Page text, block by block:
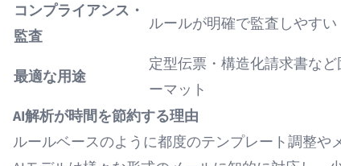
コンプライアンス・
監査
ルールが明確で監査しやすい
最適な用途
定型伝票・構造化請求書など
ーマット
AI解析が時間を節約する理由
ルールベースのように都度のテンプレート調整や